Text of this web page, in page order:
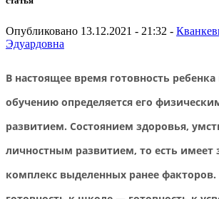
Опубликовано 13.12.2021 - 21:32 -
Эдуардовна
В настоящее время готовность
обучению определяется его
развитием. Состоянием здоровья,
личностным развитием, то есть имеет
комплекс выделенных ранее факторов.